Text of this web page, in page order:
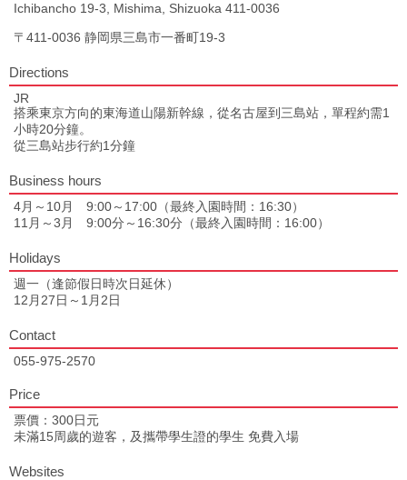
Ichibancho 19-3, Mishima, Shizuoka 411-0036
〒411-0036 静岡県三島市一番町19-3
Directions
JR
搭乘東京方向的東海道山陽新幹線，從名古屋到三島站，單程約需1
小時20分鐘。
從三島站步行約1分鐘
Business hours
4月～10月 9:00～17:00（最終入園時間：16:30）
11月～3月 9:00分～16:30分（最終入園時間：16:00）
Holidays
週一（逢節假日時次日延休）
12月27日～1月2日
Contact
055-975-2570
Price
票價：300日元
未滿15周歲的遊客，及攜帶學生證的學生 免費入場
Websites